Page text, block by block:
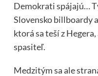
Demokrati spájajú…
Slovensko billboardy
ktorá sa teší z
spasiteľ.
Medzitým sa ale